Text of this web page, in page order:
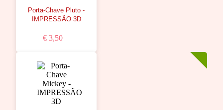
Porta-Chave Pluto -
IMPRESSÃO 3D
€ 3,50